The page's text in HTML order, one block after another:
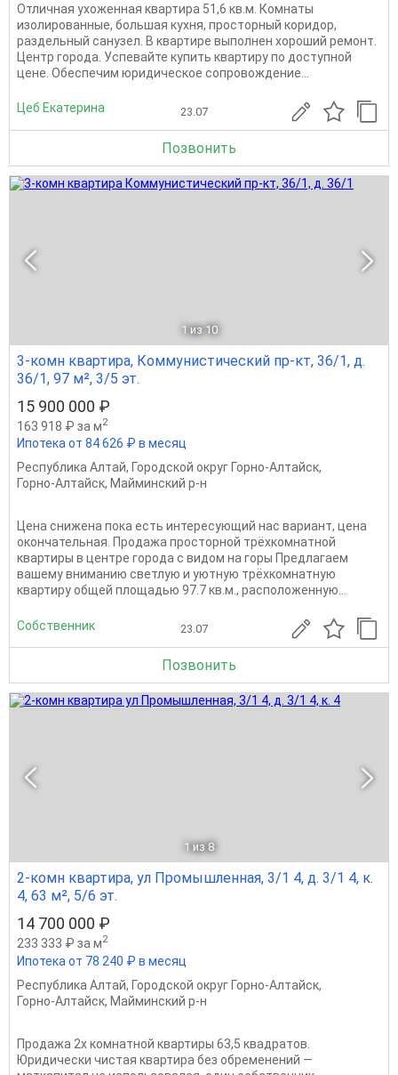
Отличная ухоженная квартира 51,6 кв.м. Комнаты
изолированные, большая кухня, просторный коридор,
раздельный санузел. В квартире выполнен хороший ремонт.
Центр города. Успевайте купить квартиру по доступной
цене. Обеспечим юридическое сопровождение...
Цеб Екатерина 23.07
Позвонить
1 из 10
3-комн квартира, Коммунистический пр-кт, 36/1, д.
36/1, 97 м², 3/5 эт.
15 900 000 ₽
163 918 ₽ за м2
Ипотека от 84 626 ₽ в месяц
Республика Алтай, Городской округ Горно-Алтайск,
Горно-Алтайск, Майминский р-н
Цена снижена пока есть интересующий нас вариант, цена
окончательная. Продажа просторной трёхкомнатной
квартиры в центре города с видом на горы Предлагаем
вашему вниманию светлую и уютную трёхкомнатную
квартиру общей площадью 97.7 кв.м., расположенную...
Собственник 23.07
Позвонить
1 из 8
2-комн квартира, ул Промышленная, 3/1 4, д. 3/1 4, к.
4, 63 м², 5/6 эт.
14 700 000 ₽
233 333 ₽ за м2
Ипотека от 78 240 ₽ в месяц
Республика Алтай, Городской округ Горно-Алтайск,
Горно-Алтайск, Майминский р-н
Продажа 2х комнатной квартиры 63,5 квадратов.
Юридически чистая квартира без обременений —